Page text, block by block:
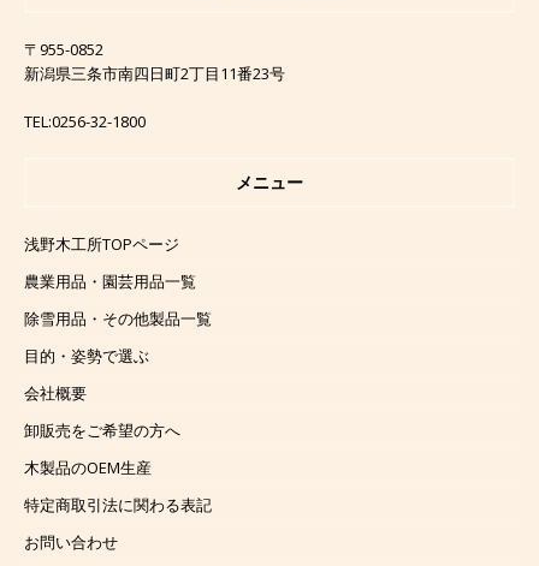
〒955-0852
新潟県三条市南四日町2丁目11番23号
TEL:0256-32-1800
メニュー
浅野木工所TOPページ
農業用品・園芸用品一覧
除雪用品・その他製品一覧
目的・姿勢で選ぶ
会社概要
卸販売をご希望の方へ
木製品のOEM生産
特定商取引法に関わる表記
お問い合わせ